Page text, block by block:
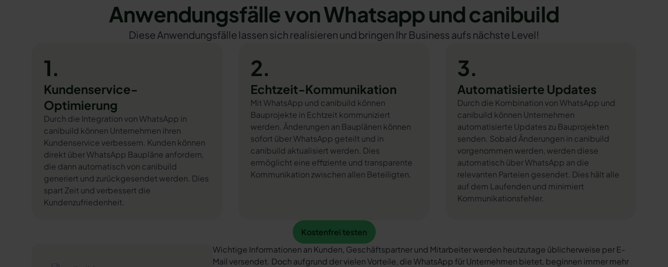
Anwendungsfälle von Whatsapp und canibuild
Diese Anwendungsfälle lassen sich realisieren und bringen Ihr Business aufs nächste Level!
1.
Kundenservice-
Optimierung
Durch die Integration von WhatsApp in
canibuild können Unternehmen ihren
Kundenservice verbessern. Kunden können
direkt über WhatsApp Baupläne anfordern,
die dann automatisch von canibuild
generiert und zurückgesendet werden. Dies
spart Zeit und verbessert die
Kundenzufriedenheit.
2.
Echtzeit-Kommunikation
Mit WhatsApp und canibuild können
Bauprojekte in Echtzeit kommuniziert
werden. Änderungen an Bauplänen können
sofort über WhatsApp geteilt und in
canibuild aktualisiert werden. Dies
ermöglicht eine effiziente und transparente
Kommunikation zwischen allen Beteiligten.
3.
Automatisierte Updates
Durch die Kombination von WhatsApp und
canibuild können Unternehmen
automatisierte Updates zu Bauprojekten
senden. Sobald Änderungen in canibuild
vorgenommen werden, werden diese
automatisch über WhatsApp an die
relevanten Parteien gesendet. Dies hält alle
auf dem Laufenden und minimiert
Kommunikationsfehler.
Kostenfrei testen
Kostenfrei testen
Wichtige Informationen an Kunden, Geschäftspartner und Mitarbeiter werden heutzutage üblicherweise per E-
Mail versendet. Doch aufgrund der vielen Vorteile, die WhatsApp für Unternehmen bietet, beginnen immer mehr